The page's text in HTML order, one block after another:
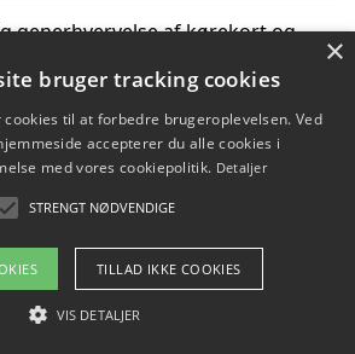
generhvervelse af kørekort og
kørsel hos en køreskole i
2026 - Pilanto Aps
×
bruger tracking cookies
til at forbedre brugeroplevelsen. Ved
accepterer du alle cookies i
med vores cookiepolitik. Detaljer
STRENGT NØDVENDIGE
TILLAD IKKE COOKIES
VIS DETALJER